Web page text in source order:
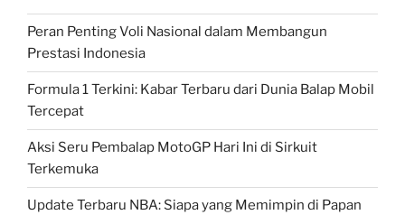
Peran Penting Voli Nasional dalam Membangun
Prestasi Indonesia
Formula 1 Terkini: Kabar Terbaru dari Dunia Balap Mobil
Tercepat
Aksi Seru Pembalap MotoGP Hari Ini di Sirkuit
Terkemuka
Update Terbaru NBA: Siapa yang Memimpin di Papan